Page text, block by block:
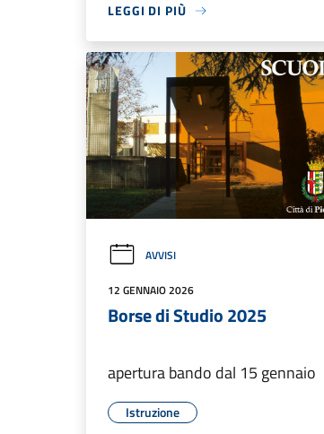
LEGGI DI PIÙ
AVVISI
12 GENNAIO 2026
Borse di Studio 2025
apertura bando dal 15 gennaio
Istruzione